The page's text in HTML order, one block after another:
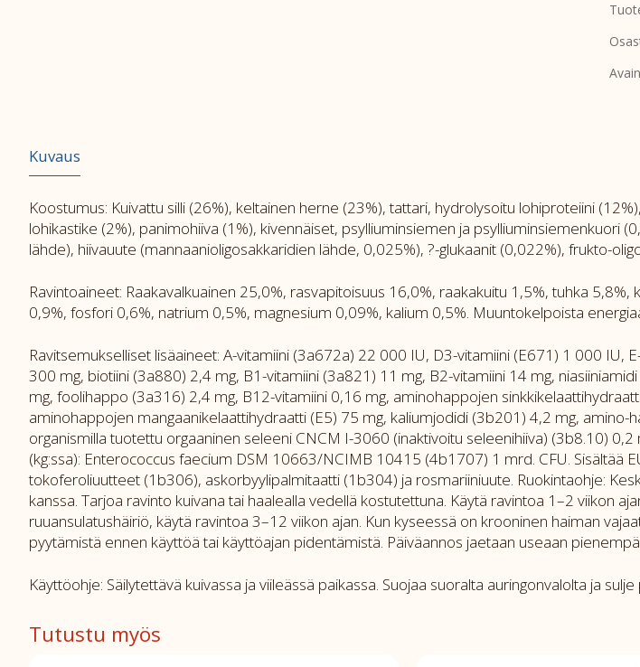
Diet
Dog
2kg
Kuvaus
Koostumus: Kuivattu silli (26%), keltainen herne (23%), tattari, hydrolysoitu lohiproteiini
lohikastike (2%), panimohiiva (1%), kivennäiset, psylliuminsiemen ja psylliuminsiemenkuori
lähde), hiivauute (mannaanioligosakkaridien lähde, 0,025%), ?-glukaanit (0,022%), frukto-
Ravintoaineet: Raakavalkuainen 25,0%, rasvapitoisuus 16,0%, raakakuitu 1,5%, tuhka
0,9%, fosfori 0,6%, natrium 0,5%, magnesium 0,09%, kalium 0,5%. Muuntokelpoista
Ravitsemukselliset lisäaineet: A-vitamiini (3a672a) 22 000 IU, D3-vitamiini (E671) 1 000
300 mg, biotiini (3a880) 2,4 mg, B1-vitamiini (3a821) 11 mg, B2-vitamiini 14 mg,
mg, foolihappo (3a316) 2,4 mg, B12-vitamiini 0,16 mg, aminohappojen
aminohappojen mangaanikelaattihydraatti (E5) 75 mg, kaliumjodidi (3b201) 4,2 mg,
organismilla tuotettu orgaaninen seleeni CNCM I-3060 (inaktivoitu seleenihiiva) (3b8.10)
(kg:ssa): Enterococcus faecium DSM 10663/NCIMB 10415 (4b1707) 1 mrd. CFU. Sisältää
tokoferoliuutteet (1b306), askorbyylipalmitaatti (1b304) ja rosmariiniuute. Ruokintaohje:
kanssa. Tarjoa ravinto kuivana tai haalealla vedellä kostutettuna. Käytä ravintoa 1–2 viikon
ruuansulatushäiriö, käytä ravintoa 3–12 viikon ajan. Kun kyseessä on krooninen haiman
pyytämistä ennen käyttöä tai käyttöajan pidentämistä. Päiväannos jaetaan useaan
Käyttöohje: Säilytettävä kuivassa ja viileässä paikassa. Suojaa suoralta auringonvalolta ja
Tutustu myös